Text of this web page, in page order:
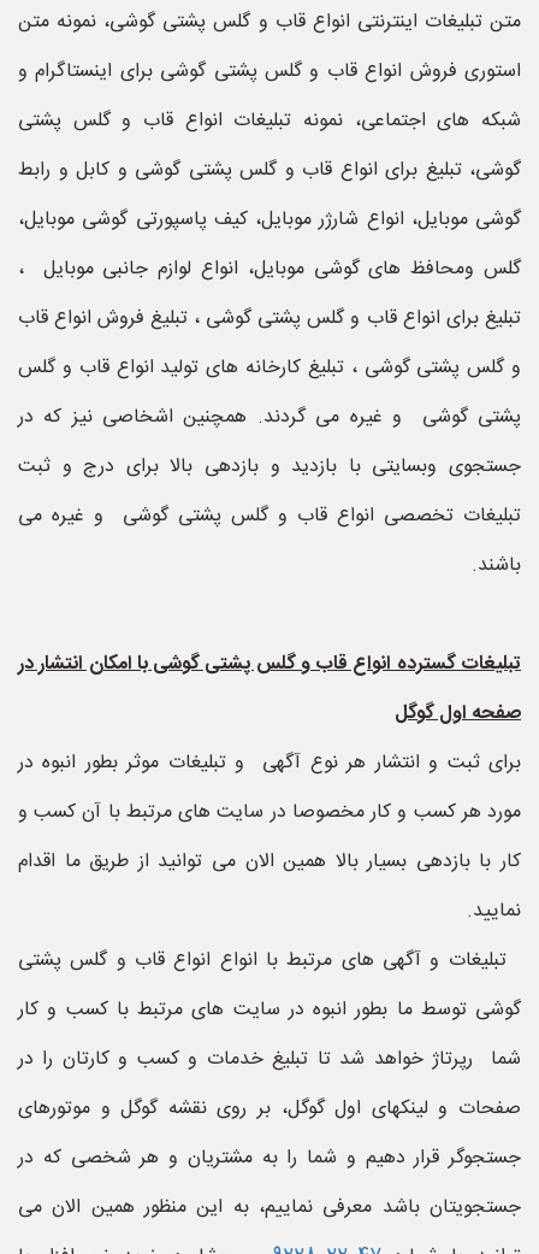
متن تبلیغات اینترنتی انواع قاب و گلس پشتی گوشی، نمونه متن
استوری فروش انواع قاب و گلس پشتی گوشی برای اینستاگرام و
شبکه های اجتماعی، نمونه تبلیغات انواع قاب و گلس پشتی
گوشی، تبلیغ برای انواع قاب و گلس پشتی گوشی و کابل و رابط
گوشی موبایل، انواع شارژر موبایل، کیف پاسپورتی گوشی موبایل،
گلس ومحافظ های گوشی موبایل، انواع لوازم جانبی موبایل ،
تبلیغ برای انواع قاب و گلس پشتی گوشی ، تبلیغ فروش انواع قاب
و گلس پشتی گوشی ، تبلیغ کارخانه های تولید انواع قاب و گلس
پشتی گوشی و غیره می گردند. همچنین اشخاصی نیز که در
جستجوی وبسایتی با بازدید و بازدهی بالا برای درج و ثبت
تبلیغات تخصصی انواع قاب و گلس پشتی گوشی و غیره می
باشند.
تبلیغات گسترده انواع قاب و گلس پشتی گوشی با امکان انتشار در
صفحه اول گوگل
برای ثبت و انتشار هر نوع آگهی و تبلیغات موثر بطور انبوه در
مورد هر کسب و کار مخصوصا در سایت های مرتبط با آن کسب و
کار با بازدهی بسیار بالا همین الان می توانید از طریق ما اقدام
نمایید.
تبلیغات و آگهی های مرتبط با انواع انواع قاب و گلس پشتی
گوشی توسط ما بطور انبوه در سایت های مرتبط با کسب و کار
شما رپرتاژ خواهد شد تا تبلیغ خدمات و کسب و کارتان را در
صفحات و لینکهای اول گوگل، بر روی نقشه گوگل و موتورهای
جستجوگر قرار دهیم و شما را به مشتریان و هر شخصی که در
جستجویتان باشد معرفی نماییم، به این منظور همین الان می